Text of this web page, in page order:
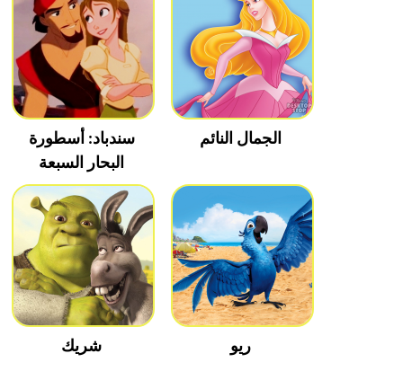
سندباد: أسطورة
البحار السبعة
الجمال النائم
شريك ريو